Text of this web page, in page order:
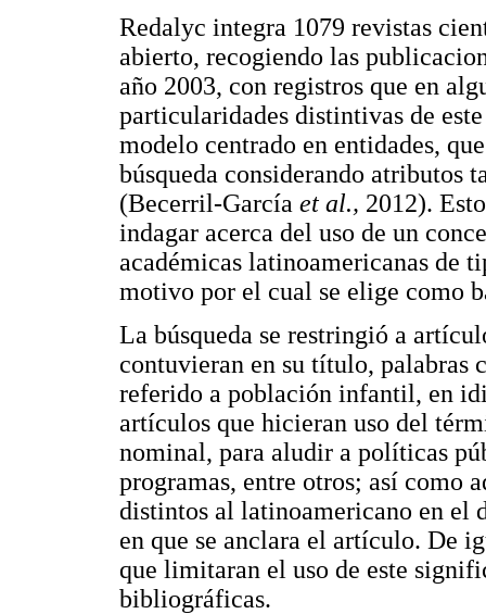
Redalyc integra 1079 revistas
abierto, recogiendo las
año 2003, con registros que en
particularidades distintivas de
modelo centrado en entidades,
búsqueda considerando atributos
(Becerril-García et al., 2012).
indagar acerca del uso de un
académicas latinoamericanas de
motivo por el cual se elige como
La búsqueda se restringió a
contuvieran en su título, palabras
referido a población infantil, en
artículos que hicieran uso del
nominal, para aludir a políticas
programas, entre otros; así como
distintos al latinoamericano en el
en que se anclara el artículo. De
que limitaran el uso de este
bibliográficas.